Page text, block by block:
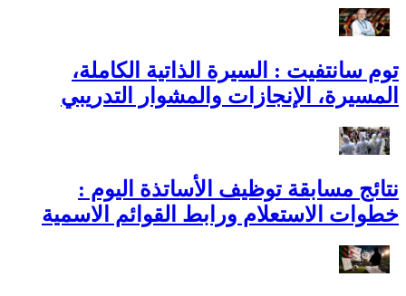
توم سانتفيت : السيرة الذاتية الكاملة،
المسيرة، الإنجازات والمشوار التدريبي
نتائج مسابقة توظيف الأساتذة اليوم :
خطوات الاستعلام ورابط القوائم الاسمية